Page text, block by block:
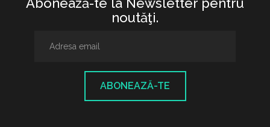
noutăţi.
ABONEAZĂ-TE